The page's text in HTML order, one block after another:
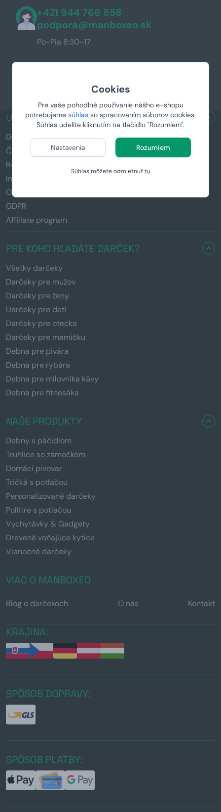
Cookies
Pre vaše pohodlné používanie nášho e-shopu
potrebujeme súhlas so spracovaním súborov cookies.
Súhlas udelíte kliknutím na tlačidlo "Rozumiem".
Nastavenia Rozumiem
Súhlas môžete odmietnuťtu
+421 944 766 858
podpora@manboxeo.sk
Po-Pia 8:30-17
UŽITOČNÉ ODKAZY
Doručenie a platba
Časté otázky (FAQ)
Reklamácia a vrátenie tovaru
Informácie k darčekom
Obchodné podmienky
GDPR
Affiliate program
PRE KOHO HĽADÁTE DARČEK?
Všetky darčeky
Darčeky pre mužov
Darčeky pre ženy
Darčeky pre deti
Darčeky pre otecka
Darčeky pre mamičku
Debna pre pivára
Debna pre rybára
Debna pre milovníka kávy
Debna pre fitnesáka
NAŠE PRODUKTY
Debny s páčidlom
Truhlice so zámočkom
Domáci pivovar
Tričká s potlačou
Personalizované darčeky
Pollitre s potlačou
Vychytávky & Gadgety
Drevené voňajúce kytice
Vianočné darčeky
VIAC O MANBOXEO
Blog o darčekoch O nás Kontakt
KRAJINA:
SPÔSOB DOPRAVY:
SPÔSOB PLATBY: